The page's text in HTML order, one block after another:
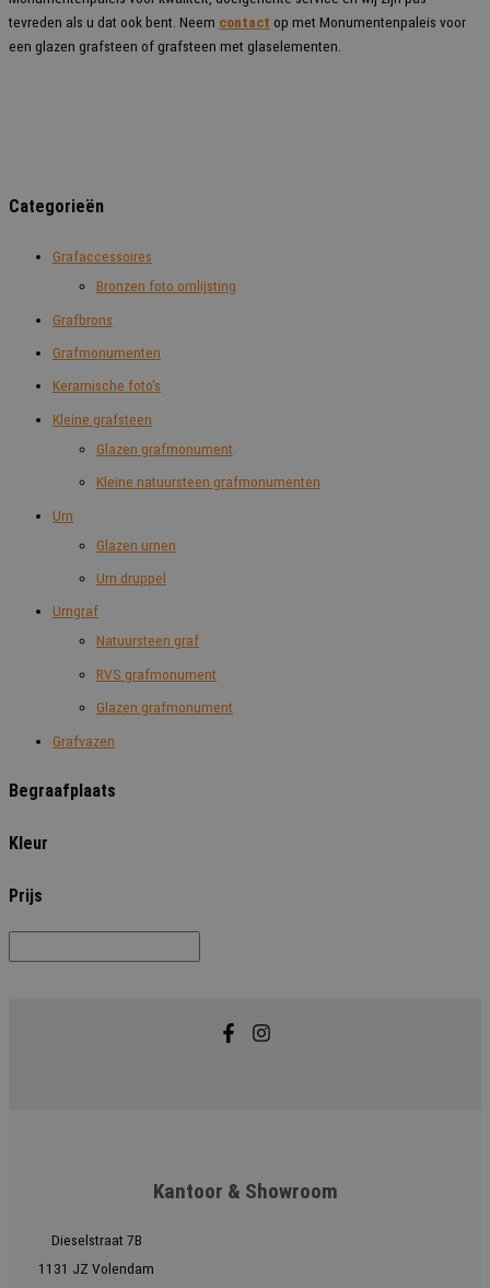
Categorieën
Grafaccessoires
Bronzen foto omlijsting
Grafbrons
Grafmonumenten
Keramische foto's
Kleine grafsteen
Glazen grafmonument
Kleine natuursteen grafmonumenten
Urn
Glazen urnen
Urn druppel
Urngraf
Natuursteen graf
RVS grafmonument
Glazen grafmonument
Grafvazen
Begraafplaats
Kleur
Prijs
tevreden als u dat ook bent. Neem contact op met Monumentenpaleis voor
een glazen grafsteen of grafsteen met glaselementen.
Kantoor & Showroom
Dieselstraat 7B
1131 JZ Volendam